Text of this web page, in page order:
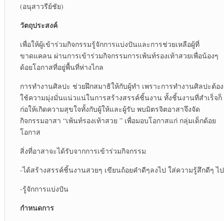
(อนุสาวรีย์ชัย)
วัตถุประสงค์
เพื่อให้ผู้เข้าร่วมกิจกรรมรู้จักการแบ่งปันและการช่วยเหลือผู้ที่
ขาดแคลน ผ่านการเข้าร่วมกิจกรรมการเพ้นท์รองเท้าสวยเพื่อน้องๆ
ด้อยโอกาสที่อยู่พื้นที่ห่างไกล
การทำงานศิลปะ ช่วยฝึกสมาธิให้กับผู้ทำ เพราะการทำงานศิลปะต้อง
ใช้ความมุ่งมั่นแน่วแน่ในการสร้างสรรค์ชิ้นงาน ทั้งชิ้นงานที่สำเร็จก็
ก่อให้เกิดความสุขใจทั้งกับผู้ให้และผู้รับ พบมิตรจิตอาสาจึงจัด
กิจกรรมอาสา “เพ้นท์รองเท้าสวย ” เพื่อมอบโอกาสแก่ กลุ่มเด็กด้อย
โอกาส
สิ่งที่อาสาจะได้รับจากการเข้าร่วมกิจกรรม
-ได้สร้างสรรค์ชิ้นงานสวยๆ เขียนถ้อยคำดีๆลงไป ใส่ความรู้สึกดีๆ ไป
-รู้จักการแบ่งปัน
กำหนดการ